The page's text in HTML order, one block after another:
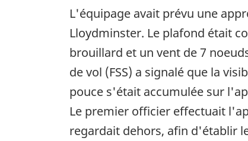
L'équipage avait prévu une
Lloydminster. Le plafond était
brouillard et un vent de 7
de vol (FSS) a signalé que la
pouce s'était accumulée sur
Le premier officier effectuait
regardait dehors, afin d'établir